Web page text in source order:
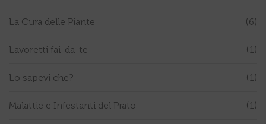
La Cura delle Piante (6)
Lavoretti fai-da-te (1)
Lo sapevi che? (1)
Malattie e Infestanti del Prato (1)